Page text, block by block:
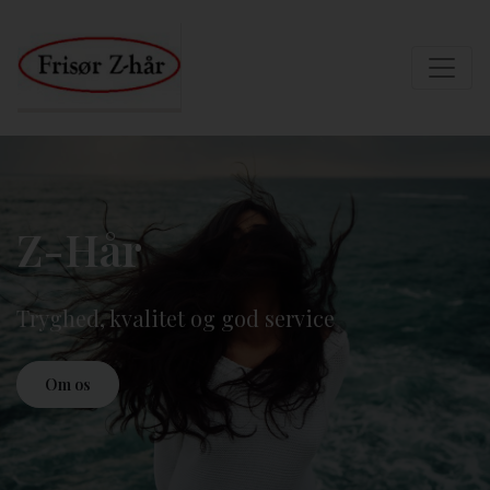
Z-Hår
Tryghed, kvalitet og god service
Om os